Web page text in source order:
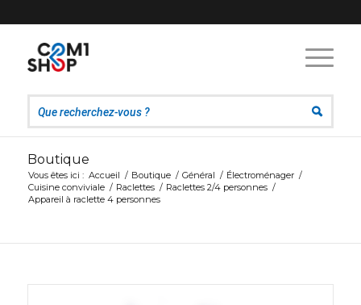
Boutique
Vous êtes ici : Accueil / Boutique / Général / Électroménager /
Cuisine conviviale / Raclettes / Raclettes 2/4 personnes /
Appareil à raclette 4 personnes